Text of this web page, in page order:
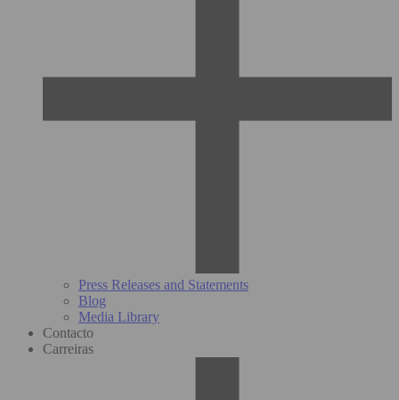
Press Releases and Statements
Blog
Media Library
Contacto
Carreiras